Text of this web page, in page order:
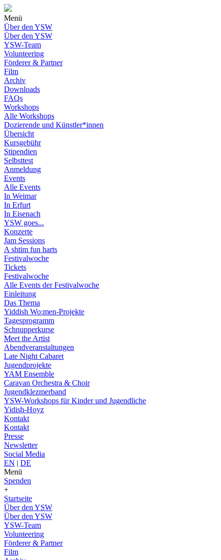
Menü
Über den YSW
Über den YSW
YSW-Team
Volunteering
Förderer & Partner
Film
Archiv
Downloads
FAQs
Workshops
Alle Workshops
Dozierende und Künstler*innen
Übersicht
Kursgebühr
Stipendien
Selbsttest
Anmeldung
Events
Alle Events
In Weimar
In Erfurt
In Eisenach
YSW goes...
Konzerte
Jam Sessions
A shtim fun harts
Festivalwoche
Tickets
Festivalwoche
Alle Events der Festivalwoche
Einleitung
Das Thema
Yiddish Wo:men-Projekte
Tagesprogramm
Schnupperkurse
Meet the Artist
Abendveranstaltungen
Late Night Cabaret
Jugendprojekte
YAM Ensemble
Caravan Orchestra & Choir
Jugendklezmerband
YSW-Workshops für Kinder und Jugendliche
Yidish-Hoyz
Kontakt
Kontakt
Presse
Newsletter
Social Media
EN | DE
Menü
Spenden
+
Startseite
Über den YSW
Über den YSW
YSW-Team
Volunteering
Förderer & Partner
Film